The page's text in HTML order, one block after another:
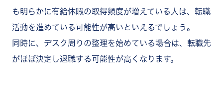
も明らかに有給休暇の取得頻度が増えている人は、転職
活動を進めている可能性が高いといえるでしょう。
同時に、デスク周りの整理を始めている場合は、転職先
がほぼ決定し退職する可能性が高くなります。